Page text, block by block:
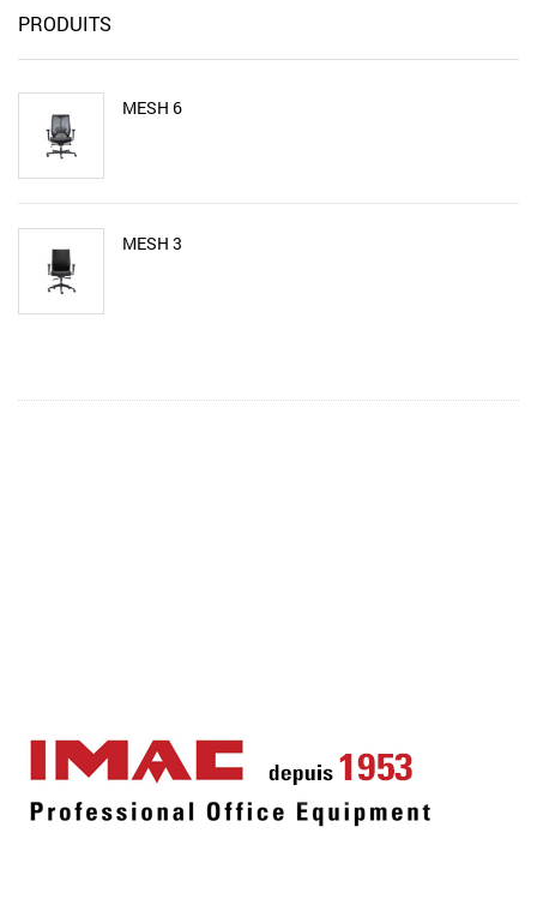
PRODUITS
MESH 6
MESH 3